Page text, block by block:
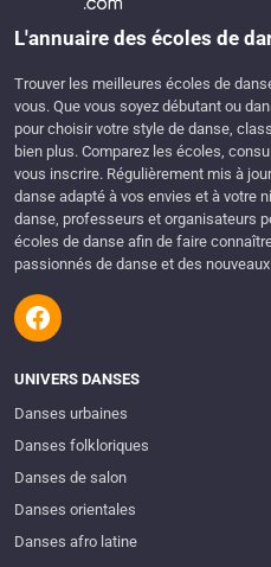
L'annuaire des écoles de
Trouver les meilleures écoles de
vous. Que vous soyez débutant ou
pour choisir votre style de danse,
bien plus. Comparez les écoles,
vous inscrire. Régulièrement mis à
danse adapté à vos envies et à votre
danse, professeurs et organisateurs
écoles de danse afin de faire
passionnés de danse et des
UNIVERS DANSES
Danses urbaines
Danses folkloriques
Danses de salon
Danses orientales
Danses afro latine